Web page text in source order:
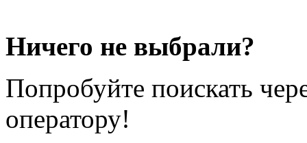
Ничего не выбрали?
Попробуйте поискать
оператору!